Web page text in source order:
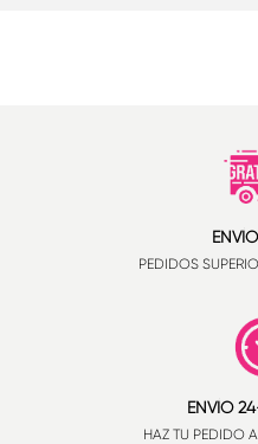
PEDIDOS
ENVÍO
HAZ TU PEDIDO